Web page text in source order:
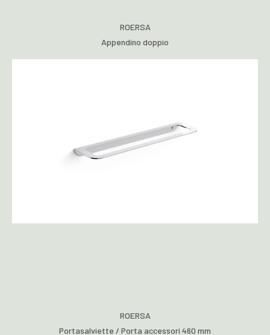
ROERSA
Appendino doppio
ROERSA
Portasalviette / Porta accessori 460 mm